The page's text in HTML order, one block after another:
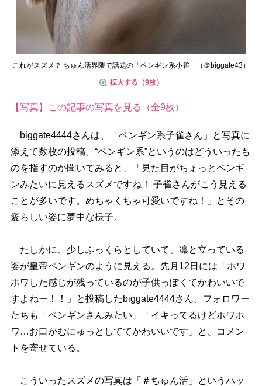
これがスズメ？ ちゅん活界隈で話題の「ペンギン系小雀」（＠biggate43）
拡大する（9枚）
【写真】この記事の写真を見る（全9枚）
biggate4444さんは、「ペンギン系子雀さん」と写真に
添えて数枚の投稿。“ペンギン系”というのはどういったも
のを指すのか聞いてみると、「見た目がちょっとペンギ
ンみたいに見えるスズメですね！ 子雀さんがこう見える
ことが多いです。めちゃくちゃ可愛いですね！」とその
愛らしい姿に夢中な様子。
たしかに、少しふっくらとしていて、凛と立っている
姿が皇帝ペンギンのように見える。先月12日には「ホワ
ホワした感じが残っているのが子供っぽくてかわいいで
すよねー！！」と投稿したbiggate4444さん。フォロワー
たちも「ペンギンさんみたい」「イキってるけどホワホ
ワ…お口がむにゅっとしててかわいいです」と、コメン
トを寄せている。
こういったスズメの写真は「＃ちゅん活」というハッ